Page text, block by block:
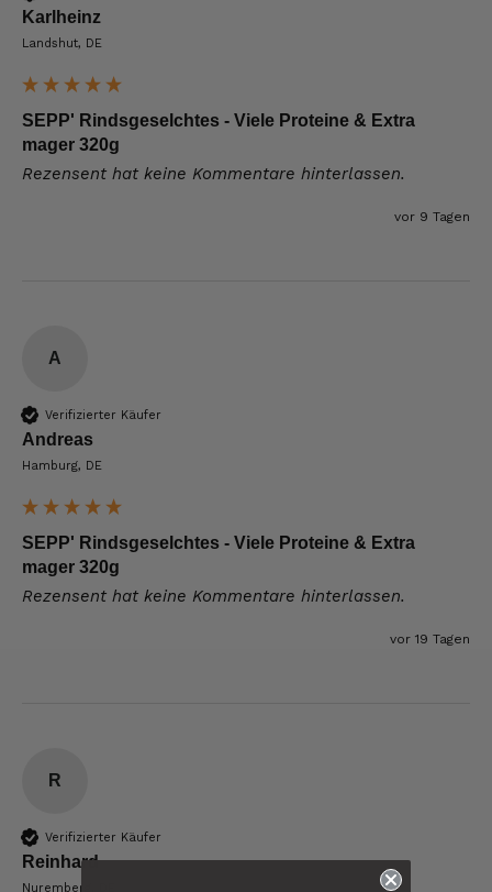
Karlheinz
Landshut, DE
SEPP' Rindsgeselchtes - Viele Proteine & Extra
mager 320g
Rezensent hat keine Kommentare hinterlassen.
vor 9 Tagen
A
Verifizierter Käufer
Andreas
Hamburg, DE
SEPP' Rindsgeselchtes - Viele Proteine & Extra
mager 320g
Rezensent hat keine Kommentare hinterlassen.
vor 19 Tagen
R
Verifizierter Käufer
Reinhard
Nuremberg, DE